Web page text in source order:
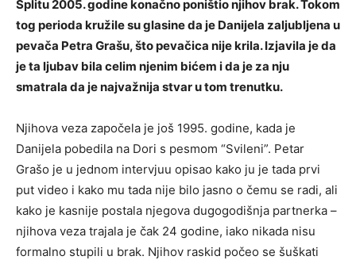
Splitu 2005. godine konačno poništio njihov brak. Tokom
tog perioda kružile su glasine da je Danijela zaljubljena u
pevača Petra Grašu, što pevačica nije krila. Izjavila je da
je ta ljubav bila celim njenim bićem i da je za nju
smatrala da je najvažnija stvar u tom trenutku.
Njihova veza započela je još 1995. godine, kada je
Danijela pobedila na Dori s pesmom “Svileni”. Petar
Grašo je u jednom intervjuu opisao kako ju je tada prvi
put video i kako mu tada nije bilo jasno o čemu se radi, ali
kako je kasnije postala njegova dugogodišnja partnerka –
njihova veza trajala je čak 24 godine, iako nikada nisu
formalno stupili u brak. Njihov raskid počeo se šuškati